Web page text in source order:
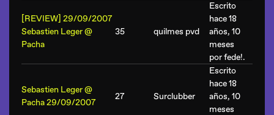
[REVIEW] 29/09/2007
Sebastien Leger @
Pacha
35 quilmes pvd
Escrito
hace 18
años, 10
meses
porfede!.
Sebastien Leger @
Pacha 29/09/2007
27 Surclubber
Escrito
hace 18
años, 10
meses